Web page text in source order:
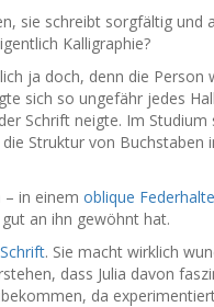
sie schreibt sorgfältig und
Kalligraphie?
ja doch, denn die Person
sich so ungefähr jedes
Schrift neigte. Im Studium
Struktur von Buchstaben
– in einem oblique
an ihn gewöhnt hat.
. Sie macht wirklich
dass Julia davon
da